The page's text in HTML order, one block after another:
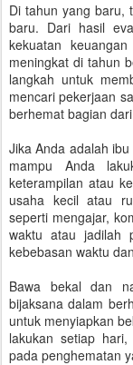
Di tahun yang baru,
baru. Dari hasil
kekuatan
meningkat di tahun
langkah untuk
mencari pekerjaan
berhemat bagian
Jika Anda adalah
mampu Anda
keterampilan atau
usaha kecil atau
seperti mengajar,
waktu atau jadilah
kebebasan waktu
Bawa bekal dan
bijaksana dalam
untuk menyiapkan
lakukan setiap
pada penghematan